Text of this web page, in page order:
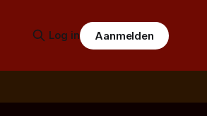
Log in Aanmelden